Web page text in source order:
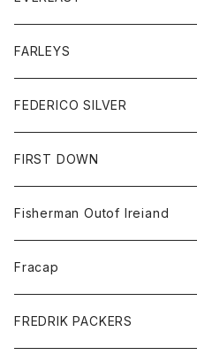
シャツ
セーター
ボトム
ショートパンツ
パンツ
レディース
コート
ジャケット
トップス
ジャケット
スエットシャツ
ボトム
スエットパンツ
グッズ
帽子
FARLEYS
FEDERICO SILVER
アクセサリー
FIRST DOWN
Fisherman Outof Ireiand
ニット
Fracap
グッズ
FREDRIK PACKERS